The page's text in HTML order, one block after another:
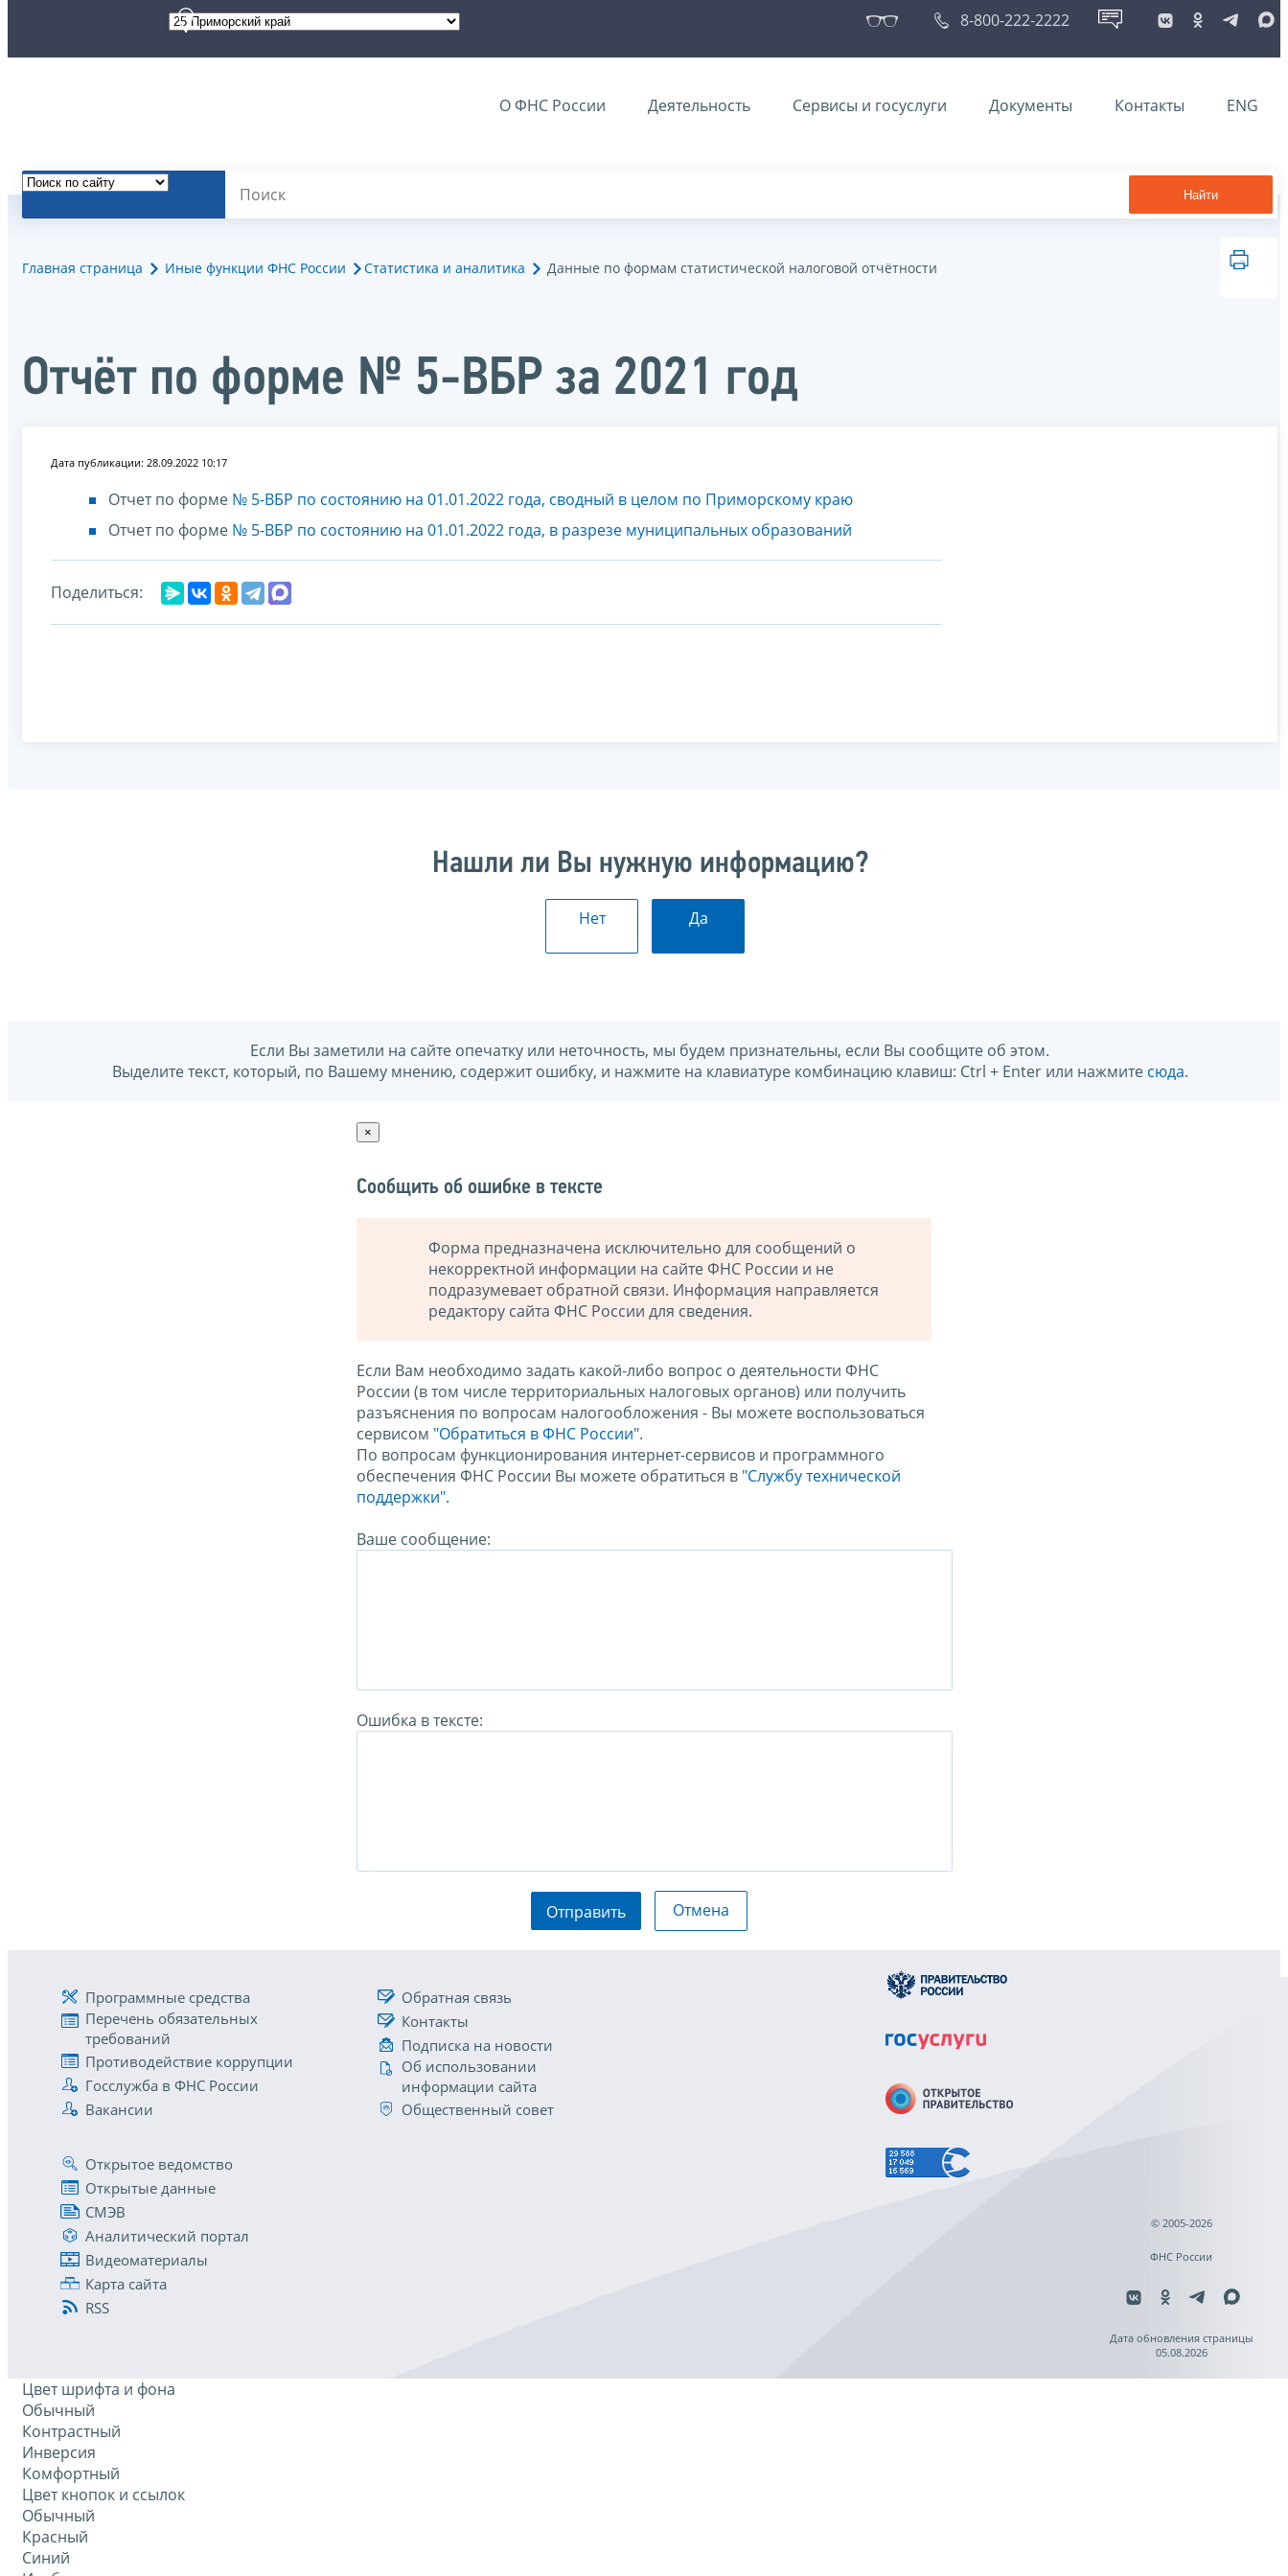
8-800-222-2222
О ФНС России Деятельность Сервисы и госуслуги Документы Контакты ENG
Найти
Главная страница Иные функции ФНС России Статистика и аналитика Данные по формам статистической налоговой отчётности
Отчёт по форме № 5-ВБР за 2021 год
Дата публикации: 28.09.2022 10:17
Отчет по форме № 5-ВБР по состоянию на 01.01.2022 года, сводный в целом по Приморскому краю
Отчет по форме № 5-ВБР по состоянию на 01.01.2022 года, в разрезе муниципальных образований
Поделиться:
Нашли ли Вы нужную информацию?
Нет Да
Если Вы заметили на сайте опечатку или неточность, мы будем признательны, если Вы сообщите об этом.
Выделите текст, который, по Вашему мнению, содержит ошибку, и нажмите на клавиатуре комбинацию клавиш: Ctrl + Enter или нажмите сюда.
×
Сообщить об ошибке в тексте
Форма предназначена исключительно для сообщений о
некорректной информации на сайте ФНС России и не
подразумевает обратной связи. Информация направляется
редактору сайта ФНС России для сведения.
Если Вам необходимо задать какой-либо вопрос о деятельности ФНС
России (в том числе территориальных налоговых органов) или получить
разъяснения по вопросам налогообложения - Вы можете воспользоваться
сервисом "Обратиться в ФНС России".
По вопросам функционирования интернет-сервисов и программного
обеспечения ФНС России Вы можете обратиться в "Службу технической
поддержки".
Ваше сообщение:
Ошибка в тексте:
Отправить Отмена
Программные средства
Перечень обязательных
требований
Противодействие коррупции
Госслужба в ФНС России
Вакансии
Обратная связь
Контакты
Подписка на новости
Об использовании
информации сайта
Общественный совет
Открытое ведомство
Открытые данные
СМЭВ
Аналитический портал
Видеоматериалы
Карта сайта
RSS
© 2005-2026
ФНС России
Дата обновления страницы
05.08.2026
Цвет шрифта и фона
Обычный
Контрастный
Инверсия
Комфортный
Цвет кнопок и ссылок
Обычный
Красный
Синий